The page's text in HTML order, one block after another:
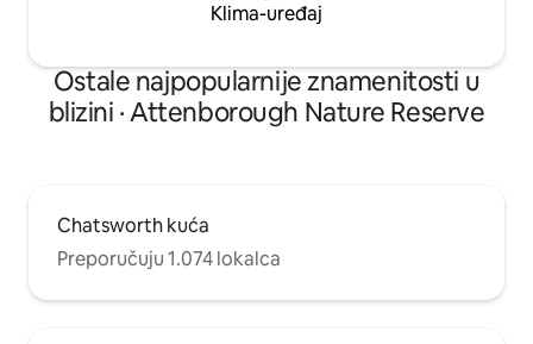
Klima-uređaj
Ostale najpopularnije znamenitosti u
blizini · Attenborough Nature Reserve
Chatsworth kuća
Preporučuju 1.074 lokalca